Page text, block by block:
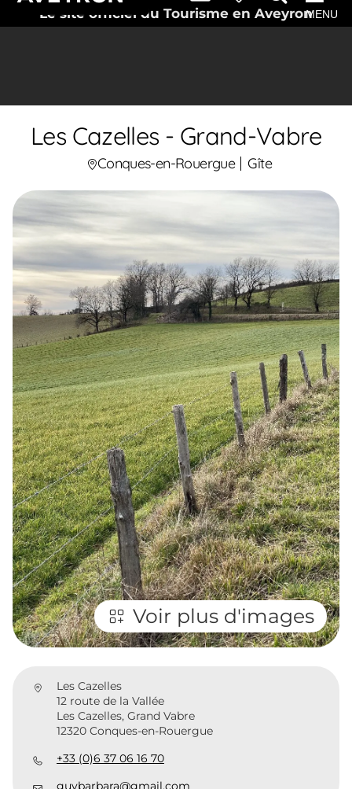
Le site officiel du Tourisme en AveyronMENU
Les Cazelles - Grand-Vabre
Conques-en-Rouergue Gîte
Voir plus d'images
Les Cazelles
12 route de la Vallée
Les Cazelles, Grand Vabre
12320 Conques-en-Rouergue
+33 (0)6 37 06 16 70
guybarbara@gmail.com